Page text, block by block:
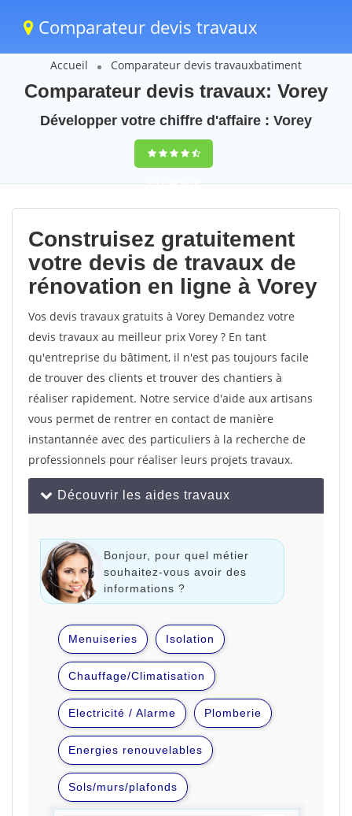
Comparateur devis travaux
Accueil Comparateur devis travauxbatiment
Comparateur devis travaux: Vorey
Développer votre chiffre d'affaire : Vorey
9,5(100%)78
votes
Construisez gratuitement
votre devis de travaux de
rénovation en ligne à Vorey
Vos devis travaux gratuits à Vorey Demandez votre
devis travaux au meilleur prix Vorey ? En tant
qu'entreprise du bâtiment, il n'est pas toujours facile
de trouver des clients et trouver des chantiers à
réaliser rapidement. Notre service d'aide aux artisans
vous permet de rentrer en contact de manière
instantannée avec des particuliers à la recherche de
professionnels pour réaliser leurs projets travaux.